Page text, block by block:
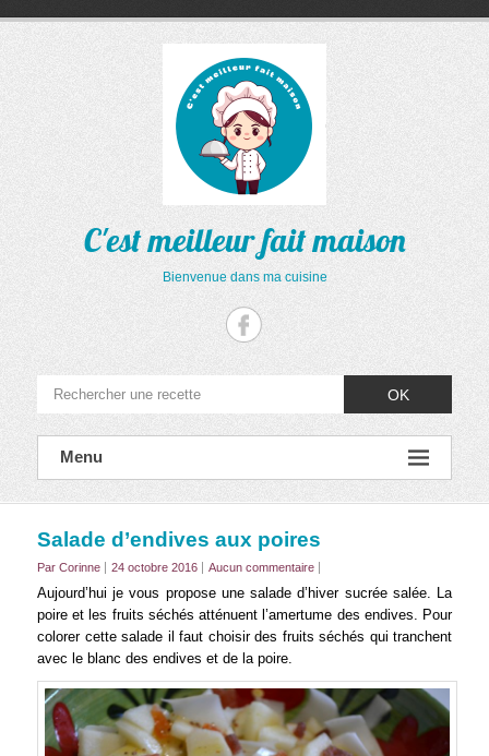
C'est meilleur fait maison
Bienvenue dans ma cuisine
OK
Menu
Salade d’endives aux poires
Par Corinne 24 octobre 2016 Aucun commentaire
Aujourd’hui je vous propose une salade d’hiver sucrée salée. La
poire et les fruits séchés atténuent l’amertume des endives. Pour
colorer cette salade il faut choisir des fruits séchés qui tranchent
avec le blanc des endives et de la poire.